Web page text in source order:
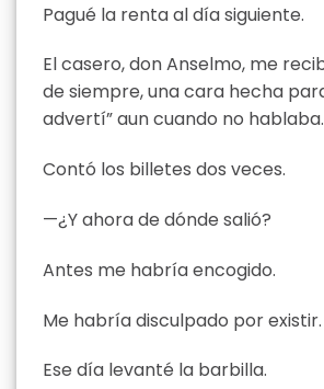
Pagué la renta al día siguiente.
El casero, don Anselmo, me
de siempre, una cara hecha
advertí” aun cuando no hablaba.
Contó los billetes dos veces.
—¿Y ahora de dónde salió?
Antes me habría encogido.
Me habría disculpado por existir.
Ese día levanté la barbilla.